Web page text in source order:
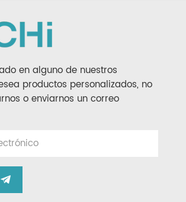
en alguno de nuestros
productos personalizados, no
o enviarnos un correo